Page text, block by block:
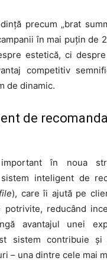
precum „brat
în mai puțin de
estetică, ci
competitiv
de dinamic.
de
în noua
inteligent de
), care îi ajută pe
potrivite, reducând
avantajul unei
sistem contribuie și
– una dintre cele mai